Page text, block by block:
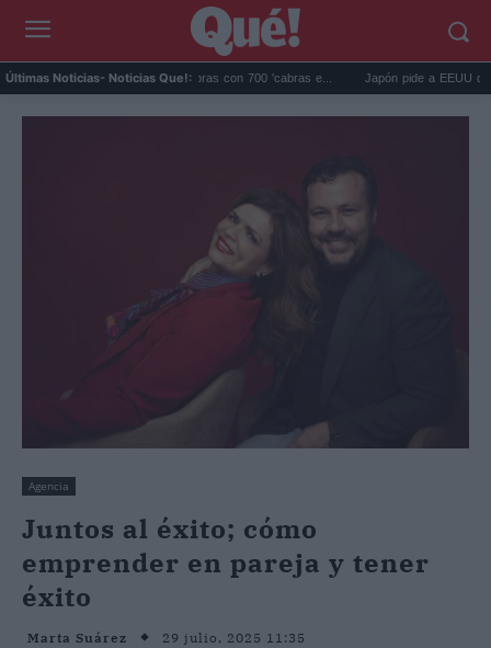
Últimas Noticias- Noticias Que!:
eliminó 140.000 cabras con 700 'cabras e... Japón pide a EEUU que deje
Agencia
Juntos al éxito; cómo
emprender en pareja y tener
éxito
Marta Suárez 29 julio, 2025 11:35